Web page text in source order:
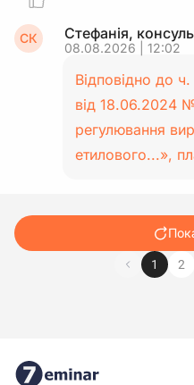
СК Стефанія,
08.08.2026 | 12:02
Відповідно до
від 18.06.2024
регулювання
етилового...»,
1 2